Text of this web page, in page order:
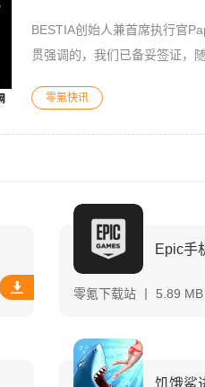
BESTIA创始人兼首席执行官
贯强调的，我们已备妥签证，
零氪快讯
Epic手
零氪下载站 丨 5.89 MB
饥饿鲨